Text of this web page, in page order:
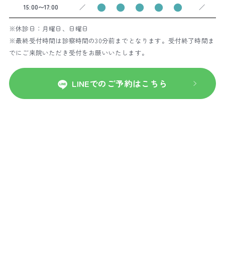
15:00〜17:00 ／ ● ● ● ● ● ／
※休診日：月曜日、日曜日
※最終受付時間は診察時間の30分前までとなります。受付終了時間ま
でにご来院いただき受付をお願いいたします。
LINEでのご予約はこちら